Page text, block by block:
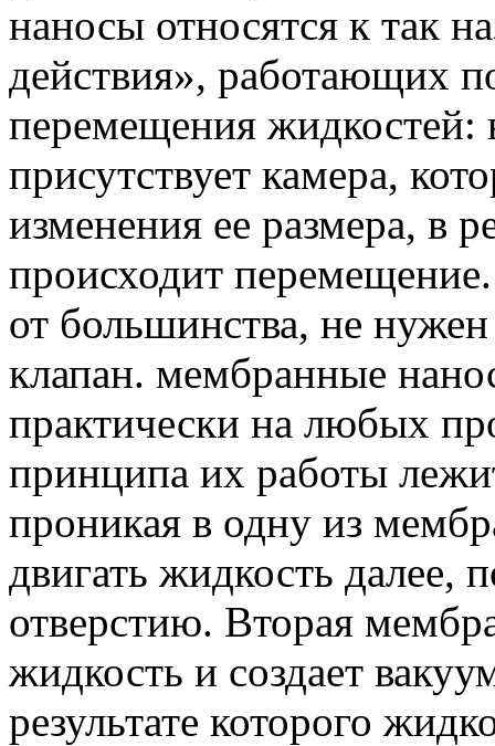
наносы относятся к так
действия», работающих
перемещения жидкостей:
присутствует камера,
изменения ее размера, в
происходит
от большинства, не
клапан. мембранные
практически на любых
принципа их работы
проникая в одну из
двигать жидкость далее,
отверстию. Вторая
жидкость и создает
результате которого